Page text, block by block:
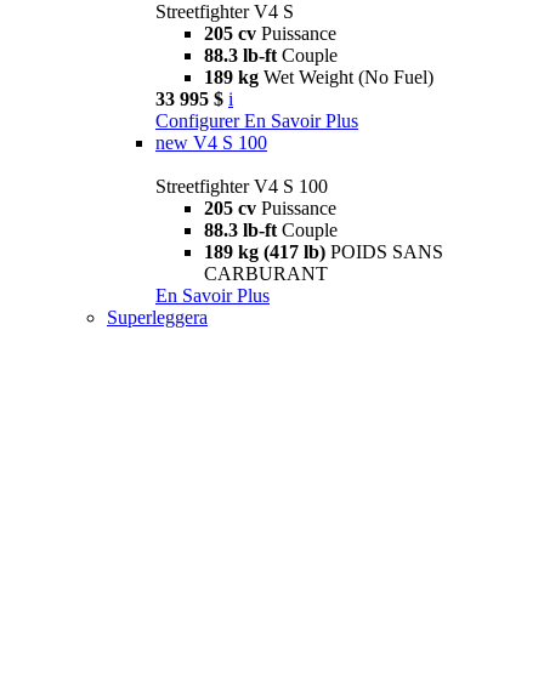
Streetfighter V4 S
205 cv Puissance
88.3 lb-ft Couple
189 kg Wet Weight (No Fuel)
33 995 $ i
Configurer En Savoir Plus
new V4 S 100
Streetfighter V4 S 100
205 cv Puissance
88.3 lb-ft Couple
189 kg (417 lb) POIDS SANS
CARBURANT
En Savoir Plus
Superleggera